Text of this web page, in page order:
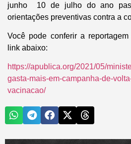
junho 10 de julho do ano
orientações preventivas contra a
Você pode conferir a
link abaixo:
https://apublica.org/2021/05/
gasta-mais-em-campanha-de-
vacinacao/